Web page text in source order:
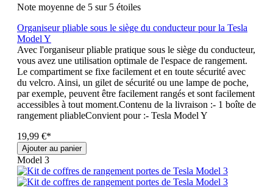
Note moyenne de 5 sur 5 étoiles
Organiseur pliable sous le siège du conducteur pour la Tesla
Model Y
Avec l'organiseur pliable pratique sous le siège du conducteur,
vous avez une utilisation optimale de l'espace de rangement.
Le compartiment se fixe facilement et en toute sécurité avec
du velcro. Ainsi, un gilet de sécurité ou une lampe de poche,
par exemple, peuvent être facilement rangés et sont facilement
accessibles à tout moment.Contenu de la livraison :- 1 boîte de
rangement pliableConvient pour :- Tesla Model Y
19,99 €*
Ajouter au panier
Model 3